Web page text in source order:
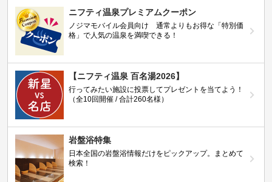
ニフティ温泉プレミアムクーポン
ノジマモバイル会員向け 通常よりもお得な「特別価
格」で人気の温泉を満喫できる！
【ニフティ温泉 百名湯2026】
行ってみたい施設に投票してプレゼントを当てよう！
（全10回開催 / 合計260名様）
岩盤浴特集
日本全国の岩盤浴情報だけをピックアップ。まとめて
検索！